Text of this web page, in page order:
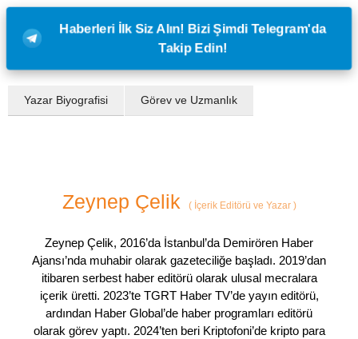
Haberleri İlk Siz Alın! Bizi Şimdi Telegram'da
Takip Edin!
Yazar Biyografisi Görev ve Uzmanlık
Zeynep Çelik (İçerik Editörü ve Yazar )
Zeynep Çelik, 2016’da İstanbul’da Demirören Haber
Ajansı’nda muhabir olarak gazeteciliğe başladı. 2019’dan
itibaren serbest haber editörü olarak ulusal mecralara
içerik üretti. 2023’te TGRT Haber TV’de yayın editörü,
ardından Haber Global’de haber programları editörü
olarak görev yaptı. 2024’ten beri Kriptofoni’de kripto para